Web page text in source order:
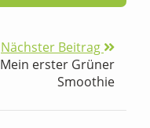
Nächster Beitrag
Mein erster Grüner
Smoothie